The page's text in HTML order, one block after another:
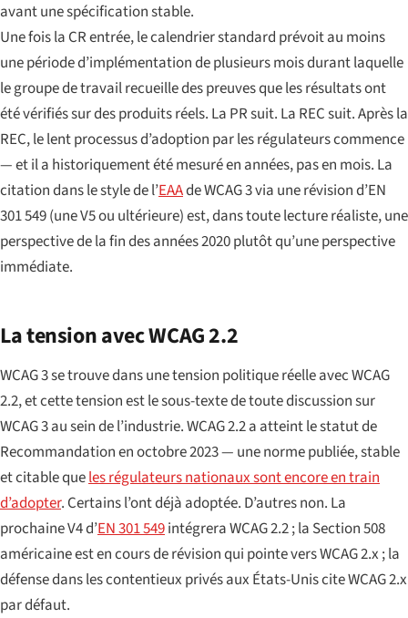
avant une spécification stable.
Une fois la CR entrée, le calendrier standard prévoit au moins
une période d’implémentation de plusieurs mois durant laquelle
le groupe de travail recueille des preuves que les résultats ont
été vérifiés sur des produits réels. La PR suit. La REC suit. Après la
REC, le lent processus d’adoption par les régulateurs commence
— et il a historiquement été mesuré en années, pas en mois. La
citation dans le style de l’EAAde WCAG 3 via une révision d’EN
301 549 (une V5 ou ultérieure) est, dans toute lecture réaliste, une
perspective de la fin des années 2020 plutôt qu’une perspective
immédiate.
La tension avec WCAG 2.2
WCAG 3 se trouve dans une tension politique réelle avec WCAG
2.2, et cette tension est le sous-texte de toute discussion sur
WCAG 3 au sein de l’industrie. WCAG 2.2 a atteint le statut de
Recommandation en octobre 2023 — une norme publiée, stable
et citable queles régulateurs nationaux sont encore en train
d’adopter. Certains l’ont déjà adoptée. D’autres non. La
prochaine V4 d’EN 301 549intégrera WCAG 2.2 ; la Section 508
américaine est en cours de révision qui pointe vers WCAG 2.x ; la
défense dans les contentieux privés aux États-Unis cite WCAG 2.x
par défaut.